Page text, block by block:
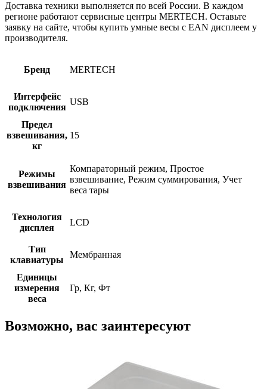
Доставка техники выполняется по всей России. В каждом
регионе работают сервисные центры MERTECH. Оставьте
заявку на сайте, чтобы купить умные весы с EAN дисплеем у
производителя.
Бренд MERTECH
Интерфейс
подключения
USB
Предел
взвешивания,
кг
15
Режимы
взвешивания
Компараторный режим, Простое
взвешивание, Режим суммирования, Учет
веса тары
Технология
дисплея
LCD
Тип
клавиатуры
Мембранная
Единицы
измерения
веса
Гр, Кг, Фт
Возможно, вас заинтересуют